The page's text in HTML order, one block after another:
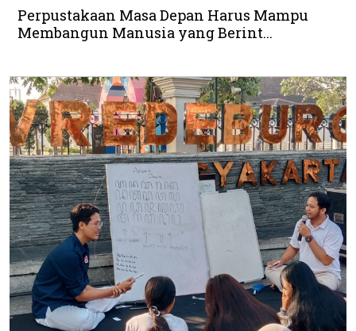
Perpustakaan Masa Depan Harus Mampu
Membangun Manusia yang Berint...